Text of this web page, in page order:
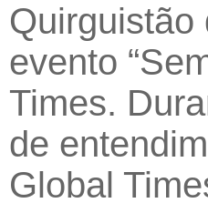
Quirguistão
evento
Times.
de
Global